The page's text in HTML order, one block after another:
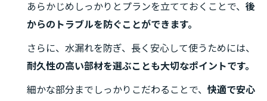
あらかじめしっかりとプランを立てておくことで、 後
からのトラブルを防ぐことができます。
さらに、水漏れを防ぎ、長く安心して使うためには、
耐久性の高い部材を選ぶことも大切なポイントです。
細かな部分までしっかりこだわることで、 快適で安心